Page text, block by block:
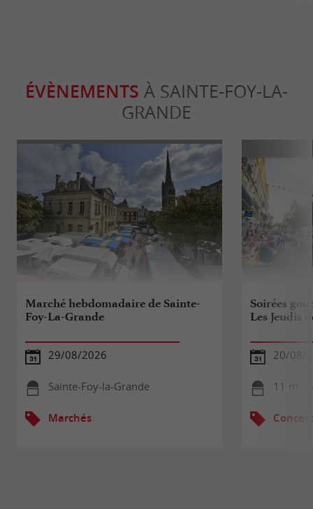
ÉVÈNEMENTS À SAINTE-FOY-LA-
GRANDE
Marché hebdomadaire de Sainte-
Foy-La-Grande
29/08/2026
Sainte-Foy-la-Grande
Marchés
Soirées
Les Jeudis
20/08/
11 m -